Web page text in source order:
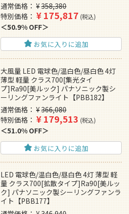
通常価格
¥358,380
特別価格
¥175,817 税込
50.9% OFF
お気に入りに追加
大風量 LED 電球色/温白色/昼白色 4灯
薄型 軽量 クラス700[集光タイ
プ]Ra90[美ルック] パナソニック製シ
ーリングファンライト【PBB182】
通常価格
¥366,080
特別価格
¥179,513 税込
51.0% OFF
お気に入りに追加
LED 電球色/温白色/昼白色 4灯 薄型 軽
量 クラス700[拡散タイプ]Ra90[美ルッ
ク] パナソニック製シーリングファンラ
イト【PBB177】